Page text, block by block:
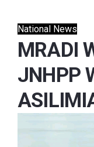
National News
MRADI
JNHPP